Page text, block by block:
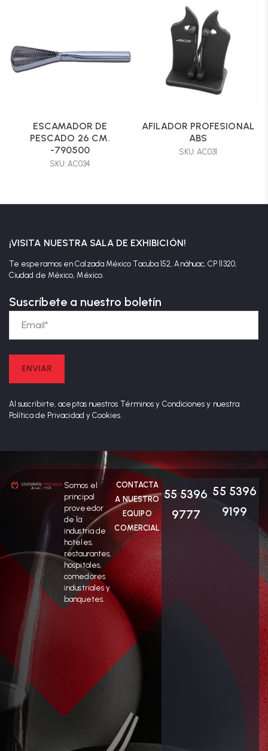
ESCAMADOR DE
PESCADO 26 CM.
-790500
SKU: AC034
AFILADOR PROFESIONAL
ABS
SKU: AC031
¡VISITA NUESTRA SALA DE EXHIBICIÓN!
Te esperamos en Calzada México Tacuba 152, Anáhuac, CP 11320,
Ciudad de México, México.
Suscríbete a nuestro boletín
Al suscribirte, aceptas nuestros Términos y Condiciones y nuestra
Política de Privacidad y Cookies.
Somos el
principal
proveedor
de la
industria de
hoteles,
restaurantes,
hospitales,
comedores
industriales y
banquetes.
CONTACTA
A NUESTRO
EQUIPO
COMERCIAL
55 5396
9777
55 5396
9199